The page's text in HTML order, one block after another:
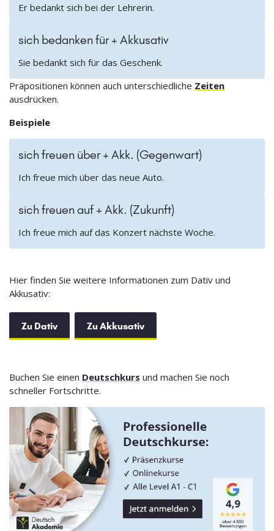
Er bedankt sich bei der Lehrerin.
sich bedanken für + Akkusativ
Sie bedankt sich für das Geschenk.
Präpositionen können auch unterschiedliche Zeiten
ausdrücken.
Beispiele
sich freuen über + Akk. (Gegenwart)
Ich freue mich über das neue Auto.
sich freuen auf + Akk. (Zukunft)
Ich freue mich auf das Konzert nächste Woche.
Hier finden Sie weitere Informationen zum Dativ und
Akkusativ:
Zu Dativ Zu Akkusativ
Buchen Sie einen Deutschkurs und machen Sie noch
schneller Fortschritte.